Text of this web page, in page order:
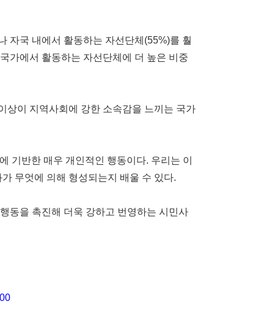
자국 내에서 활동하는 자선단체(55%)를 훨
가에서 활동하는 자선단체에 더 높은 비중
상이 지역사회에 강한 소속감을 느끼는 국가
기반한 매우 개인적인 행동이다. 우리는 이
무엇에 의해 형성되는지 배울 수 있다.
동을 촉진해 더욱 강하고 번영하는 시민사